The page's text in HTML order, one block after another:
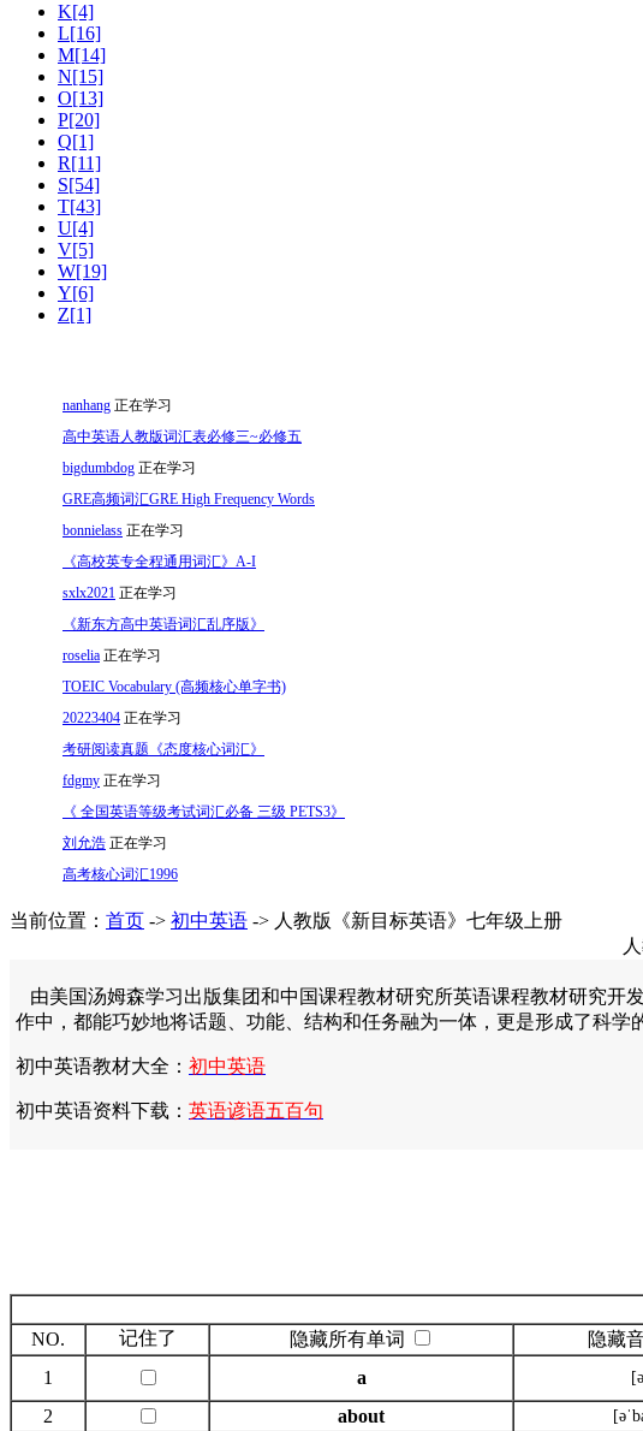
K[4]
L[16]
M[14]
N[15]
O[13]
P[20]
Q[1]
R[11]
S[54]
T[43]
U[4]
V[5]
W[19]
Y[6]
Z[1]
nanhang 正在学习
高中英语人教版词汇表必修三~必修五
bigdumbdog 正在学习
GRE高频词汇GRE High Frequency Words
bonnielass 正在学习
《高校英专全程通用词汇》A-I
sxlx2021 正在学习
《新东方高中英语词汇乱序版》
roselia 正在学习
TOEIC Vocabulary (高频核心单字书)
20223404 正在学习
考研阅读真题《态度核心词汇》
fdgmy 正在学习
《 全国英语等级考试词汇必备 三级 PETS3》
刘允浩 正在学习
高考核心词汇1996
当前位置： 首页 -> 初中英语 -> 人教版《新目标英语》七年级上册
由美国汤姆森学习出版集团和中国课程教材研究所英语课程教材研究开
作中，都能巧妙地将话题、功能、结构和任务融为一体，更是形成了科学
初中英语教材大全： 初中英语
初中英语资料下载： 英语谚语五百句
NO.
记住了 隐藏所有单词 隐藏
1
a
2
about